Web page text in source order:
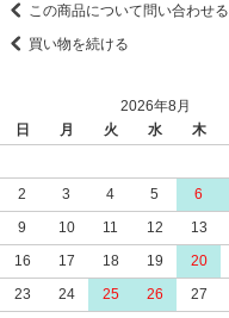
この商品について問い合わせる
買い物を続ける
2026年8月
日
月 火 水 木
2
3 4 5 6
9
10 11 12 13
16
17 18 19 20
23
24 25 26 27